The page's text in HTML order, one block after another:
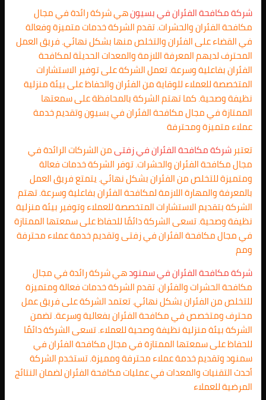
شركة مكافحة الفئران في بسيونهي شركة رائدة في مجال
مكافحة الفئران والحشرات. تقدم الشركة خدمات متميزة وفعالة
في القضاء على الفئران والتخلص منها بشكل نهائي. فريق العمل
المحترف لديهم المعرفة اللازمة والمعدات الحديثة لمكافحة
الفئران بفاعلية وسرعة. تعمل الشركة على توفير الاستشارات
المتخصصة للعملاء للوقاية من الفئران والحفاظ على بيئة منزلية
نظيفة وصحية. كما تهتم الشركة بالمحافظة على سمعتها
الممتازة في مجال مكافحة الفئران في بسيون وتقديم خدمة
عملاء متميزة ومحترفة
تعتبرشركة مكافحة الفئران في زفتىمن الشركات الرائدة في
مجال مكافحة الفئران والحشرات. توفر الشركة خدمات فعالة
ومتميزة للتخلص من الفئران بشكل نهائي. يتمتع فريق العمل
بالمعرفة والمهارة اللازمة لمكافحة الفئران بفاعلية وسرعة. تهتم
الشركة بتقديم الاستشارات المتخصصة للعملاء وتوفير بيئة منزلية
نظيفة وصحية. تسعى الشركة دائمًا للحفاظ على سمعتها الممتازة
في مجال مكافحة الفئران في زفتى وتقديم خدمة عملاء محترفة
ومم
شركة مكافحة الفئران في سمنودهي شركة رائدة في مجال
مكافحة الحشرات والفئران. تقدم الشركة خدمات فعالة ومتميزة
للتخلص من الفئران بشكل نهائي. تعتمد الشركة على فريق عمل
محترف ومتخصص في مكافحة الفئران بفعالية وسرعة. تضمن
الشركة بيئة منزلية نظيفة وصحية للعملاء. تسعى الشركة دائمًا
للحفاظ على سمعتها الممتازة في مجال مكافحة الفئران في
سمنود وتقديم خدمة عملاء محترفة ومميزة. تستخدم الشركة
أحدث التقنيات والمعدات في عمليات مكافحة الفئران لضمان النتائج
المرضية للعملاء